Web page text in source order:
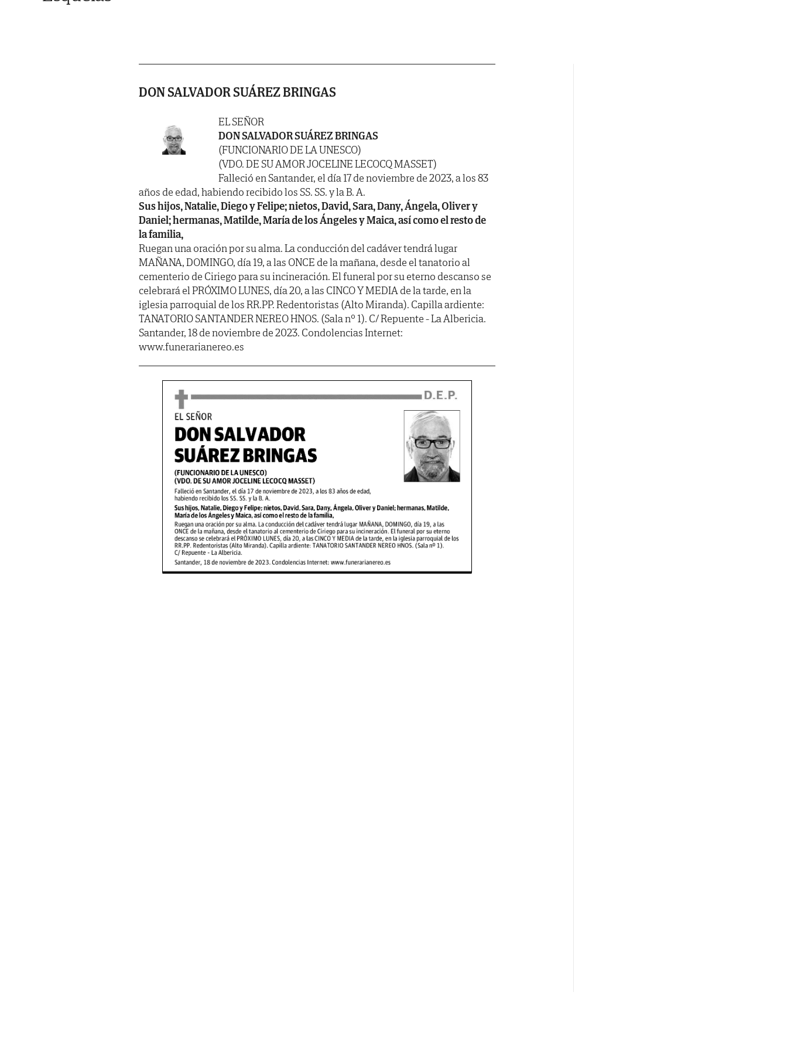
DON SALVADOR SUÁREZ BRINGAS
EL SEÑOR
DON SALVADOR SUÁREZ BRINGAS
(FUNCIONARIO DE LA UNESCO)
(VDO. DE SU AMOR JOCELINE LECOCQ MASSET)
Falleció en Santander, el día 17 de noviembre de 2023, a los 83
años de edad, habiendo recibido los SS. SS. y la B. A.
Sus hijos, Natalie, Diego y Felipe; nietos, David, Sara, Dany, Ángela, Oliver y
Daniel; hermanas, Matilde, María de los Ángeles y Maica, así como el resto de
la familia,
Ruegan una oración por su alma. La conducción del cadáver tendrá lugar
MAÑANA, DOMINGO, día 19, a las ONCE de la mañana, desde el tanatorio al
cementerio de Ciriego para su incineración. El funeral por su eterno descanso se
celebrará el PRÓXIMO LUNES, día 20, a las CINCO Y MEDIA de la tarde, en la
iglesia parroquial de los RR.PP. Redentoristas (Alto Miranda). Capilla ardiente:
TANATORIO SANTANDER NEREO HNOS. (Sala nº 1). C/ Repuente - La Albericia.
Santander, 18 de noviembre de 2023. Condolencias Internet:
www.funerarianereo.es